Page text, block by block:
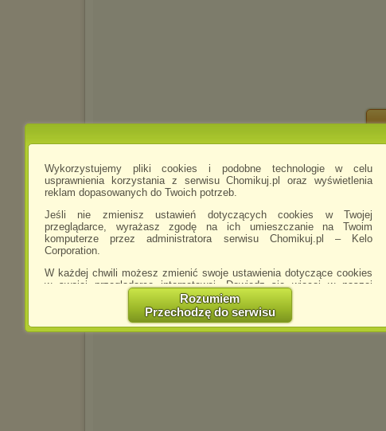
Wykorzystujemy pliki cookies i podobne technologie w celu
usprawnienia korzystania z serwisu Chomikuj.pl oraz wyświetlenia
reklam dopasowanych do Twoich potrzeb.
Jeśli nie zmienisz ustawień dotyczących cookies w Twojej
przeglądarce, wyrażasz zgodę na ich umieszczanie na Twoim
komputerze przez administratora serwisu Chomikuj.pl – Kelo
Corporation.
W każdej chwili możesz zmienić swoje ustawienia dotyczące cookies
w swojej przeglądarce internetowej. Dowiedz się więcej w naszej
http://chomikuj.pl/PolitykaPrywatnosci.aspx
Jednocześnie informujemy że zmiana ustawień przeglądarki może
spowodować ograniczenie korzystania ze strony Chomikuj.pl.
Rozumiem
Przechodzę do serwisu
anya-filmy-2016 napisano 14.04.2016 08:14